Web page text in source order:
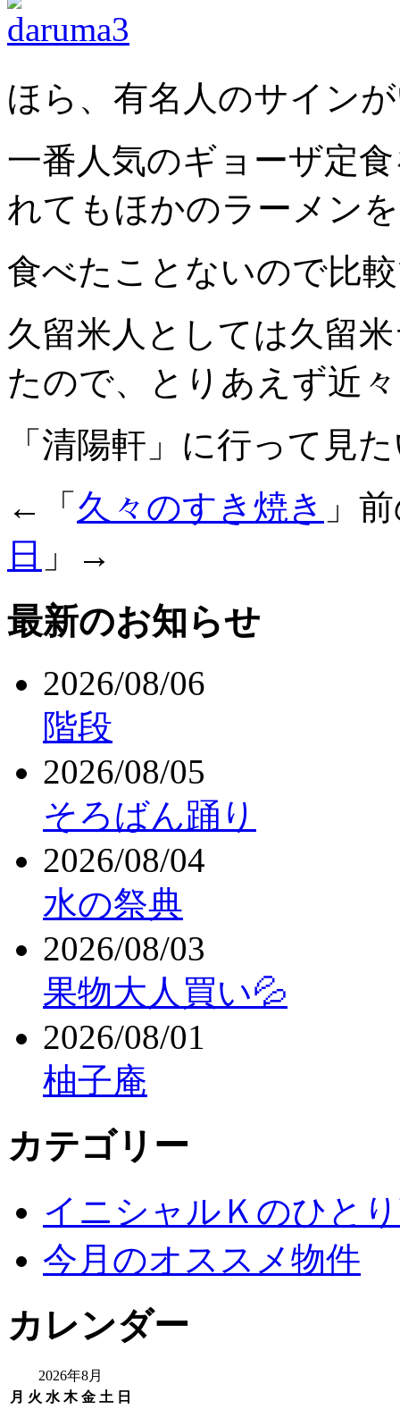
ほら、有名人のサイン
一番人気のギョーザ定
れてもほかのラーメン
食べたことないので比
久留米人としては久留
たので、とりあえず近
「清陽軒」に行って見
←「 久々のすき焼き 」
日 」→
最新のお知らせ
2026/08/06
階段
2026/08/05
そろばん踊り
2026/08/04
水の祭典
2026/08/03
果物大人買い💦
2026/08/01
柚子庵
カテゴリー
イニシャルＫのひと
今月のオススメ物件
カレンダー
2026年8月
月 火 水 木 金 土 日